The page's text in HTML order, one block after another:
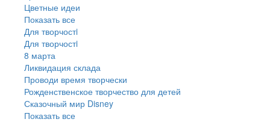
Цветные идеи
Показать все
Для творчостi
Для творчостi
8 марта
Ликвидация склада
Проводи время творчески
Рожденственское творчество для детей
Сказочный мир Disney
Показать все